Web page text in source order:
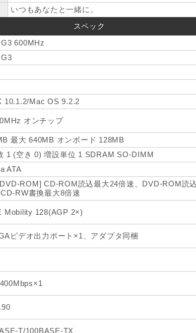
いつもあなたと一緒に。
スペック
600MHz
10.1.2/Mac OS 9.2.2
オンチップ
最大 640MB オンボード 128MB
1 (空き 0) 増設単位 1 SDRAM SO-DIMM
ATA
ROM] CD-ROM読込最大24倍速、DVD-ROM読
RW書換最大8倍速
Mobility 128(AGP 2×)
ビデオ出力ポート×1、アダプタ同梱
T/100BASE-TX